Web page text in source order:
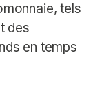
tels
des
en temps